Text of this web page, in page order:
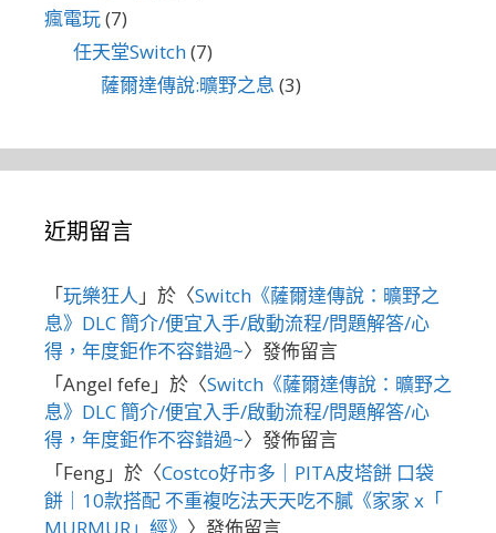
瘋電玩(7)
任天堂Switch(7)
薩爾達傳說:曠野之息 (3)
近期留言
「玩樂狂人 」於〈Switch《薩爾達傳說：曠野之
息》DLC 簡介/便宜入手/啟動流程/問題解答/心
得，年度鉅作不容錯過~〉發佈留言
「Angel fefe 」於〈Switch《薩爾達傳說：曠野之
息》DLC 簡介/便宜入手/啟動流程/問題解答/心
得，年度鉅作不容錯過~〉發佈留言
「Feng」於〈Costco好市多｜PITA皮塔餅 口袋
餅｜10款搭配 不重複吃法天天吃不膩《家家 x「